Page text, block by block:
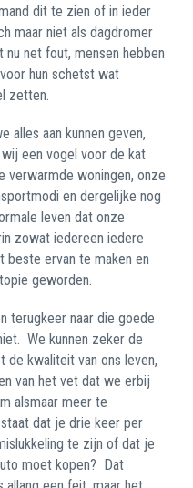
dit te zien of in ieder
maar niet als dagdromer
net fout, mensen hebben
hun schetst wat
zetten.
alles aan kunnen geven,
een vogel voor de kat
verwarmde woningen, onze
en dergelijke nog
leven dat onze
zowat iedereen iedere
beste ervan te maken en
geworden.
terugkeer naar die goede
We kunnen zeker de
de kwaliteit van ons leven,
van het vet dat we erbij
alsmaar meer te
staat dat je drie keer per
te zijn of dat je
moet kopen? Dat